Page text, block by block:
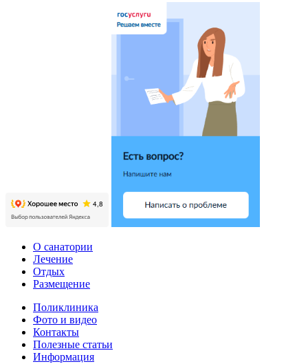
О санатории
Лечение
Отдых
Размещение
Поликлиника
Фото и видео
Контакты
Полезные статьи
Информация